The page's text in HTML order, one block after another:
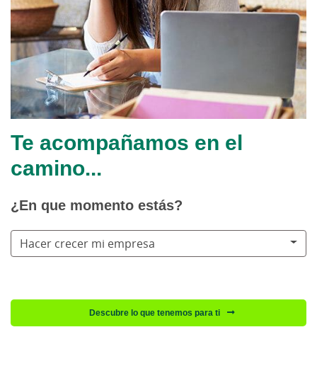
Te acompañamos en el
camino...
¿En que momento estás?
Hacer crecer mi empresa
Descubre lo que tenemos para ti